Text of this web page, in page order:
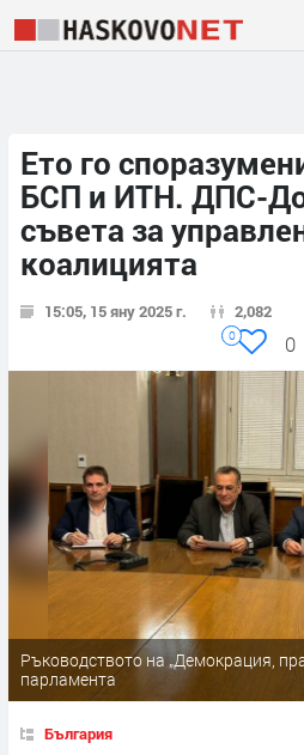
Ето го
БСП и ИТН. ДПС-
съвета за
коалицията
15:05, 15 яну 2025 г. 2,082
0
0
Ръководството на „Демокрация,
парламента
България